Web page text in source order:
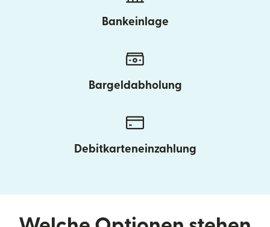
Bankeinlage
Bargeldabholung
Debitkarteneinzahlung